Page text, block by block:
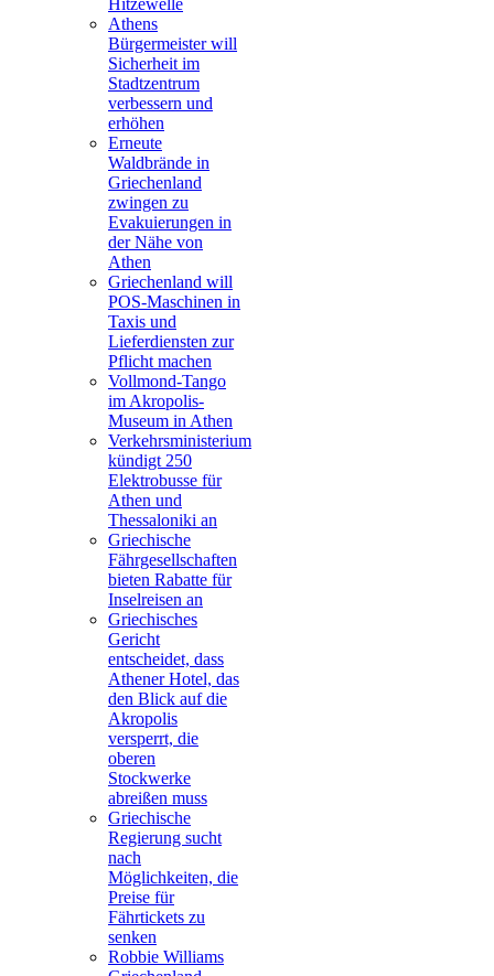
Hitzewelle
Athens
Bürgermeister will
Sicherheit im
Stadtzentrum
verbessern und
erhöhen
Erneute
Waldbrände in
Griechenland
zwingen zu
Evakuierungen in
der Nähe von
Athen
Griechenland will
POS-Maschinen in
Taxis und
Lieferdiensten zur
Pflicht machen
Vollmond-Tango
im Akropolis-
Museum in Athen
Verkehrsministerium
kündigt 250
Elektrobusse für
Athen und
Thessaloniki an
Griechische
Fährgesellschaften
bieten Rabatte für
Inselreisen an
Griechisches
Gericht
entscheidet, dass
Athener Hotel, das
den Blick auf die
Akropolis
versperrt, die
oberen
Stockwerke
abreißen muss
Griechische
Regierung sucht
nach
Möglichkeiten, die
Preise für
Fährtickets zu
senken
Robbie Williams